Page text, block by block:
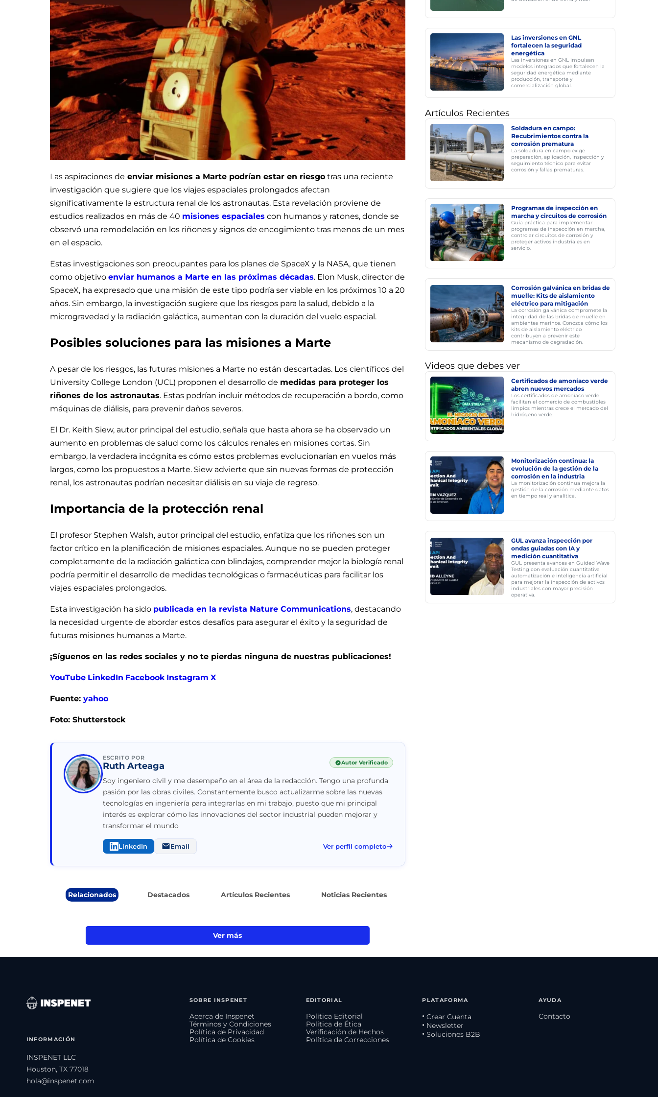
Las aspiraciones de enviar misiones a Marte podrían estar en riesgo tras una reciente
investigación que sugiere que los viajes espaciales prolongados afectan
significativamente la estructura renal de los astronautas. Esta revelación proviene de
estudios realizados en más de 40 misiones espaciales con humanos y ratones, donde se
observó una remodelación en los riñones y signos de encogimiento tras menos de un mes
en el espacio.
Estas investigaciones son preocupantes para los planes de SpaceX y la NASA, que tienen
como objetivo enviar humanos a Marte en las próximas décadas. Elon Musk, director de
SpaceX, ha expresado que una misión de este tipo podría ser viable en los próximos 10 a 20
años. Sin embargo, la investigación sugiere que los riesgos para la salud, debido a la
microgravedad y la radiación galáctica, aumentan con la duración del vuelo espacial.
Posibles soluciones para las misiones a Marte
A pesar de los riesgos, las futuras misiones a Marte no están descartadas. Los científicos del
University College London (UCL) proponen el desarrollo de medidas para proteger los
riñones de los astronautas. Estas podrían incluir métodos de recuperación a bordo, como
máquinas de diálisis, para prevenir daños severos.
El Dr. Keith Siew, autor principal del estudio, señala que hasta ahora se ha observado un
aumento en problemas de salud como los cálculos renales en misiones cortas. Sin
embargo, la verdadera incógnita es cómo estos problemas evolucionarían en vuelos más
largos, como los propuestos a Marte. Siew advierte que sin nuevas formas de protección
renal, los astronautas podrían necesitar diálisis en su viaje de regreso.
Importancia de la protección renal
El profesor Stephen Walsh, autor principal del estudio, enfatiza que los riñones son un
factor crítico en la planificación de misiones espaciales. Aunque no se pueden proteger
completamente de la radiación galáctica con blindajes, comprender mejor la biología renal
podría permitir el desarrollo de medidas tecnológicas o farmacéuticas para facilitar los
viajes espaciales prolongados.
Esta investigación ha sido publicada en la revista Nature Communications, destacando
la necesidad urgente de abordar estos desafíos para asegurar el éxito y la seguridad de
futuras misiones humanas a Marte.
¡Síguenos en las redes sociales y no te pierdas ninguna de nuestras publicaciones!
YouTube LinkedIn Facebook Instagram X
Fuente: yahoo
Foto: Shutterstock
ESCRITO POR
Ruth Arteaga Autor Verificado
Soy ingeniero civil y me desempeño en el área de la redacción. Tengo una profunda
pasión por las obras civiles. Constantemente busco actualizarme sobre las nuevas
tecnologías en ingeniería para integrarlas en mi trabajo, puesto que mi principal
interés es explorar cómo las innovaciones del sector industrial pueden mejorar y
transformar el mundo
LinkedIn Email Ver perfil completo
Relacionados Destacados Artículos Recientes Noticias Recientes
Ver más
Las inversiones en GNL
fortalecen la seguridad
energética
Las inversiones en GNL impulsan
modelos integrados que fortalecen la
seguridad energética mediante
producción, transporte y
comercialización global.
Artículos Recientes
Soldadura en campo:
Recubrimientos contra la
corrosión prematura
La soldadura en campo exige
preparación, aplicación, inspección y
seguimiento técnico para evitar
corrosión y fallas prematuras.
Programas de inspección en
marcha y circuitos de corrosión
Guía práctica para implementar
programas de inspección en marcha,
controlar circuitos de corrosión y
proteger activos industriales en
servicio.
Corrosión galvánica en bridas de
muelle: Kits de aislamiento
eléctrico para mitigación
La corrosión galvánica compromete la
integridad de las bridas de muelle en
ambientes marinos. Conozca cómo los
kits de aislamiento eléctrico
contribuyen a prevenir este
mecanismo de degradación.
Videos que debes ver
Certificados de amoníaco verde
abren nuevos mercados
Los certificados de amoníaco verde
facilitan el comercio de combustibles
limpios mientras crece el mercado del
hidrógeno verde.
Monitorización continua: la
evolución de la gestión de la
corrosión en la industria
La monitorización continua mejora la
gestión de la corrosión mediante datos
en tiempo real y analítica.
GUL avanza inspección por
ondas guiadas con IA y
medición cuantitativa
GUL presenta avances en Guided Wave
Testing con evaluación cuantitativa
automatización e inteligencia artificial
para mejorar la inspección de activos
industriales con mayor precisión
operativa.
INFORMACIÓN
INSPENET LLC
Houston, TX 77018
hola@inspenet.com
SOBRE INSPENET
Acerca de Inspenet
Términos y Condiciones
Política de Privacidad
Política de Cookies
EDITORIAL
Política Editorial
Política de Ética
Verificación de Hechos
Política de Correcciones
PLATAFORMA
• Crear Cuenta
• Newsletter
• Soluciones B2B
AYUDA
Contacto